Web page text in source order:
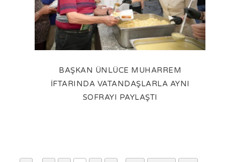
BAŞKAN ÜNLÜCE MUHARREM
İFTARINDA VATANDAŞLARLA AYNI
SOFRAYI PAYLAŞTI